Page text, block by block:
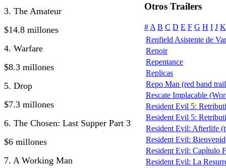
3. The Amateur
$14.8 millones
4. Warfare
$8.3 millones
5. Drop
$7.3 millones
6. The Chosen: Last Supper Part 3
$6 millones
7. A Working Man
Otros Trailers
# A B C D E F G H I J K
Renfield Asistente de
Renoir
Repentance
Replicas
Repo Man (red band
Rescate Implacable
Resident Evil 5:
Resident Evil 5:
Resident Evil: Afterlife
Resident Evil:
Resident Evil: Capítulo
Resident Evil: La